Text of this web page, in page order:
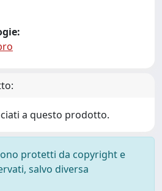
a questo prodotto.
protetti da copyright e
salvo diversa